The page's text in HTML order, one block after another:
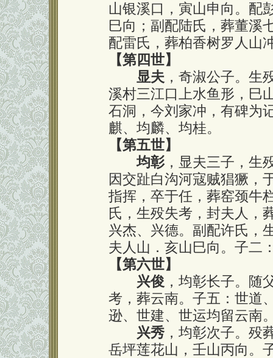
山银溪口，寅山申向。配
巳向；副配陆氏，葬董溪
配雷氏，葬柏香树罗人山
【第四世】
显夫 ，奇淑公子。生
溪村三江口上水鱼形，巳
石洞，今刘家冲，有碑为
麒、均麟、均桂。
【第五世】
均彰，显夫三子，生
因交趾白沟河寇贼猖獗，
指挥，卒于任，葬窑颈牛
氏，生殁失考，封夫人，
兴杰、兴德。副配许氏，
夫人山．亥山巳向。子二
【第六世】
兴俊 ，均彰长子。随
考，葬云南。子五：世道
逊、世建、世运均留云南
兴秀 ，均彰次子。殁
岳坪莲花山，壬山丙向。